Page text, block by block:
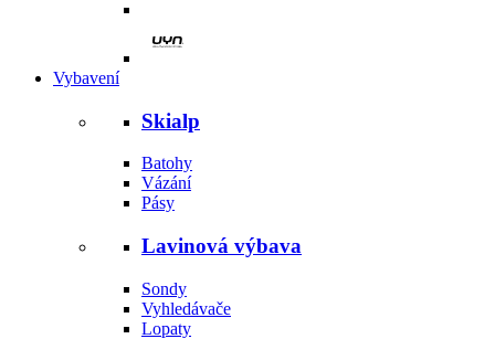
Vybavení
Skialp
Batohy
Vázání
Pásy
Lavinová výbava
Sondy
Vyhledávače
Lopaty